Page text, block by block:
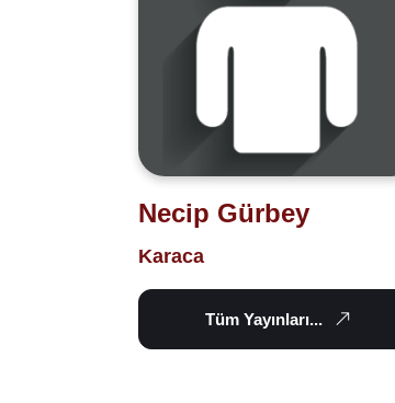
Necip Gürbey
Karaca
Tüm Yayınları...